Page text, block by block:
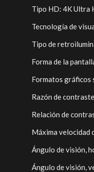
Tipo HD: 4K Ultra
Tecnología de
Tipo de
Forma de la
Formatos
Razón de
Relación de
Máxima velocidad
Ángulo de visión,
Ángulo de visión,